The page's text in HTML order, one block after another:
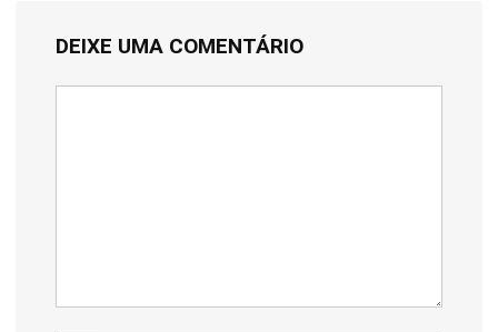
DEIXE UMA COMENTÁRIO